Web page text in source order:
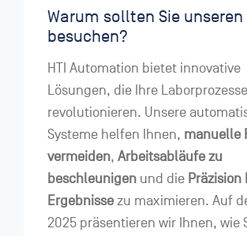
Warum sollten Sie unseren
besuchen?
HTI Automation bietet innovative
Lösungen, die Ihre Laborprozesse
revolutionieren. Unsere
Systeme helfen Ihnen, manuelle
vermeiden, Arbeitsabläufe zu
beschleunigenund die Präzision
Ergebnissezu maximieren. Auf
2025 präsentieren wir Ihnen, wie